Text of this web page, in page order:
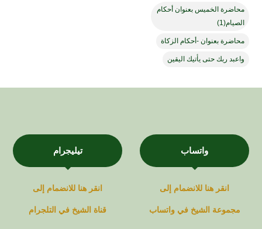
محاضرة الخميس بعنوان أحكام
الصيام(1)
محاضرة بعنوان -أحكام الزكاة
واعبد ربك حتى يأتيك اليقين
واتساب
انقر هنا للانضمام إلى
مجموعة الشيخ فيواتساب
تيليجرام
انقر هنا للانضمام إلى
قناة الشيخ في التلجرام